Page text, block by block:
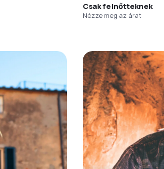
Csak felnőtteknek
Nézze meg az árat